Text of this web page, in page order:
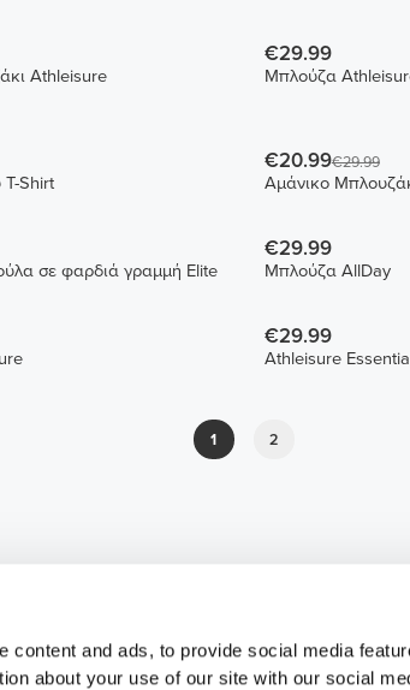
content and ads, to provide social media
about your use of our site with our social
Athleisure
€29.99
Μπλούζα
Shirt
€20.99€29.99
Αμάνικο
Φούτερ με κουκούλα σε φαρδιά γραμμή Elite
€29.99
Μπλούζα AllDay
€29.99
Athleisure
1 2